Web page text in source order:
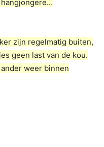
zijn regelmatig buiten,
geen last van de kou.
weer binnen